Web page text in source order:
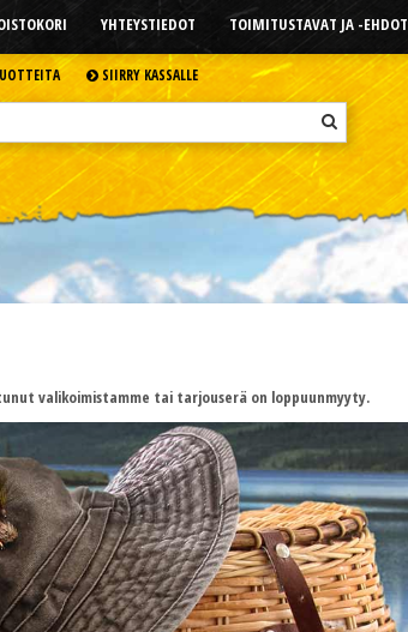
YHTEYSTIEDOT TOIMITUSTAVAT JA -EHDOT
SIIRRY KASSALLE
valikoimistamme tai tarjouserä on loppuunmyyty.